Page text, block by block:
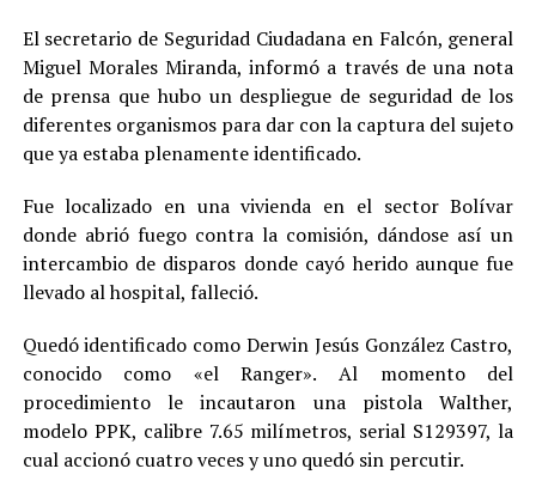
El secretario de Seguridad Ciudadana en Falcón, general
Miguel Morales Miranda, informó a través de una nota
de prensa que hubo un despliegue de seguridad de los
diferentes organismos para dar con la captura del sujeto
que ya estaba plenamente identificado.
Fue localizado en una vivienda en el sector Bolívar
donde abrió fuego contra la comisión, dándose así un
intercambio de disparos donde cayó herido aunque fue
llevado al hospital, falleció.
Quedó identificado como Derwin Jesús González Castro,
conocido como «el Ranger». Al momento del
procedimiento le incautaron una pistola Walther,
modelo PPK, calibre 7.65 milímetros, serial S129397, la
cual accionó cuatro veces y uno quedó sin percutir.